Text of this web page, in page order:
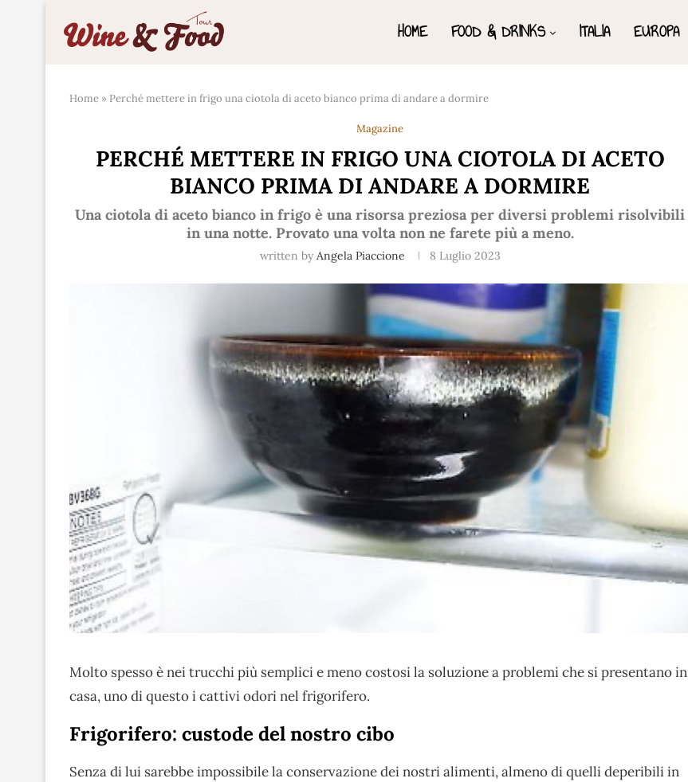
HOME FOOD & DRINKS ITALIA EUROPA
Home » Perché mettere in frigo una ciotola di aceto bianco prima di andare a dormire
Magazine
PERCHÉ METTERE IN FRIGO UNA CIOTOLA DI ACETO
BIANCO PRIMA DI ANDARE A DORMIRE
Una ciotola di aceto bianco in frigo è una risorsa preziosa per diversi problemi risolvibili
in una notte. Provato una volta non ne farete più a meno.
written by Angela Piaccione 8 Luglio 2023
Molto spesso è nei trucchi più semplici e meno costosi la soluzione a problemi che si presentano in
casa, uno di questo i cattivi odori nel frigorifero.
Frigorifero: custode del nostro cibo
Senza di lui sarebbe impossibile la conservazione dei nostri alimenti, almeno di quelli deperibili in